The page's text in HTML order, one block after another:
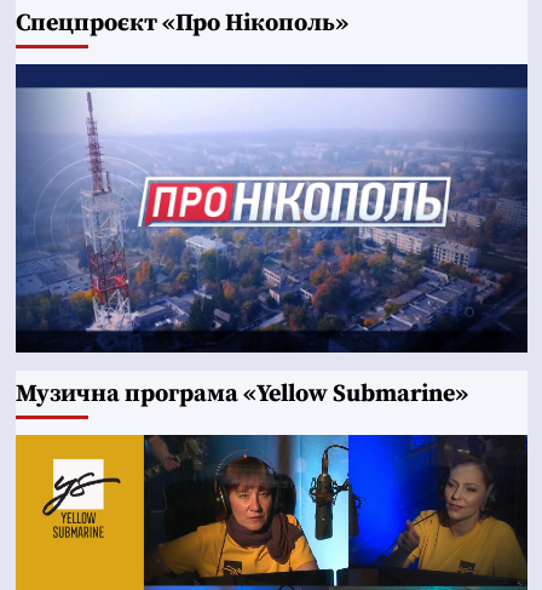
Cпецпроєкт «Про Нікополь»
Музична програма «Yellow Submarine»